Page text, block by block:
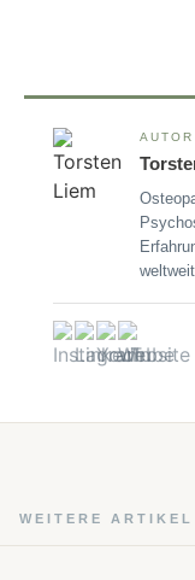
AUTOR
WEITERE ARTIKEL